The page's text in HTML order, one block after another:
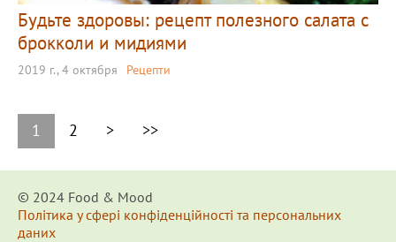
Будьте здоровы: рецепт полезного салата с
брокколи и мидиями
2019 г., 4 октября Рецепти
1 2 > >>
© 2024 Food & Мood
Політика у сфері конфіденційності та персональних
даних